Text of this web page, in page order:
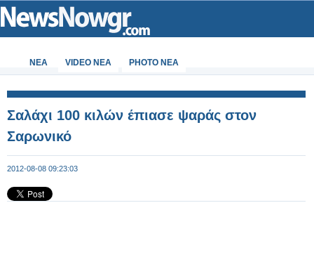
ΝΕΑ VIDEO NEA PHOTO NEA
Σαλάχι 100 κιλών έπιασε ψαράς στον
Σαρωνικό
2012-08-08 09:23:03